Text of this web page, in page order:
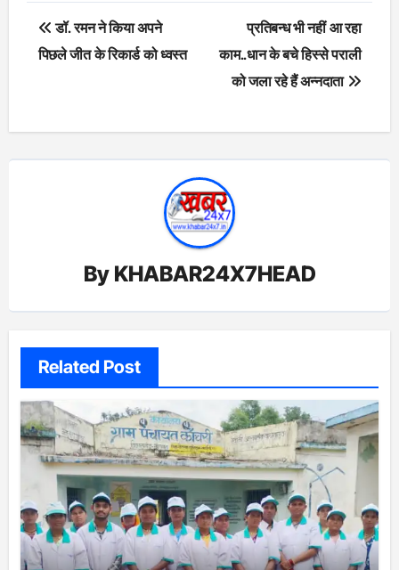
Post
navigation
डॉ. रमन ने किया अपने
पिछले जीत के रिकार्ड को ध्वस्त
प्रतिबन्ध भी नहीं आ रहा
काम..धान के बचे हिस्से पराली
को जला रहे हैं अन्नदाता
By KHABAR24X7HEAD
Related Post